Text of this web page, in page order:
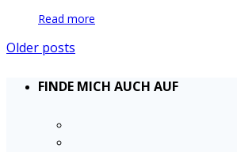
Read more
Older posts
FINDE MICH AUCH AUF